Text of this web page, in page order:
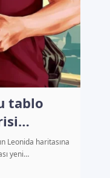
tablo
Leonida haritasına
yeni…